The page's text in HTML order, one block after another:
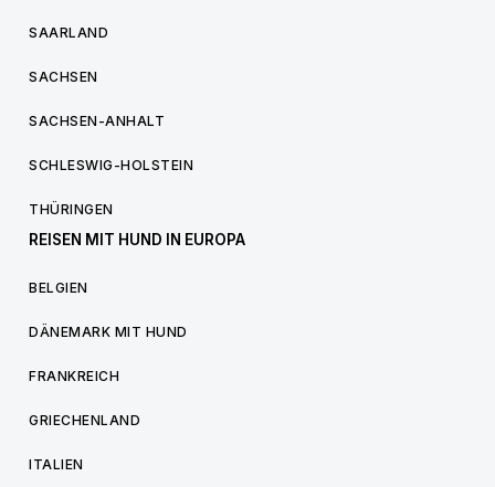
SAARLAND
SACHSEN
SACHSEN-ANHALT
SCHLESWIG-HOLSTEIN
THÜRINGEN
REISEN MIT HUND IN EUROPA
BELGIEN
DÄNEMARK MIT HUND
FRANKREICH
GRIECHENLAND
ITALIEN